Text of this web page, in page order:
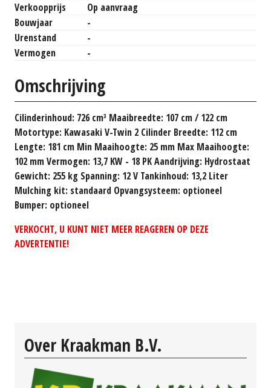
Verkoopprijs
Op aanvraag
Bouwjaar
-
Urenstand
-
Vermogen
-
Omschrijving
Cilinderinhoud: 726 cm³ Maaibreedte: 107 cm / 122 cm
Motortype: Kawasaki V-Twin 2 Cilinder Breedte: 112 cm
Lengte: 181 cm Min Maaihoogte: 25 mm Max Maaihoogte:
102 mm Vermogen: 13,7 KW - 18 PK Aandrijving: Hydrostaat
Gewicht: 255 kg Spanning: 12 V Tankinhoud: 13,2 Liter
Mulching kit: standaard Opvangsysteem: optioneel
Bumper: optioneel
VERKOCHT, U KUNT NIET MEER REAGEREN OP DEZE
ADVERTENTIE!
Over Kraakman B.V.